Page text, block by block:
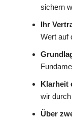
sichern
Ihr
Wert auf
Klarheit
wir
Über